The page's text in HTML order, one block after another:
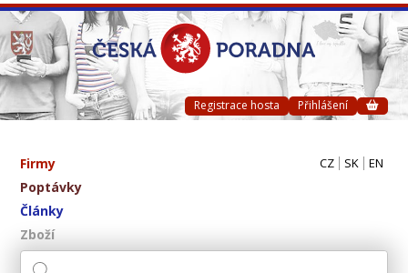
Registrace hosta Přihlášení
Firmy
Poptávky
Články
Zboží
CZ SK EN